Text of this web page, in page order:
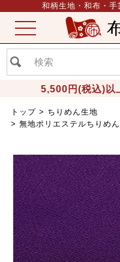
和柄生地・和布・手
5,500円(税込)以
ME
NU
トップ
ちりめん生地
無地ポリエステルちりめ